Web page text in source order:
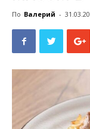
По Валерий -